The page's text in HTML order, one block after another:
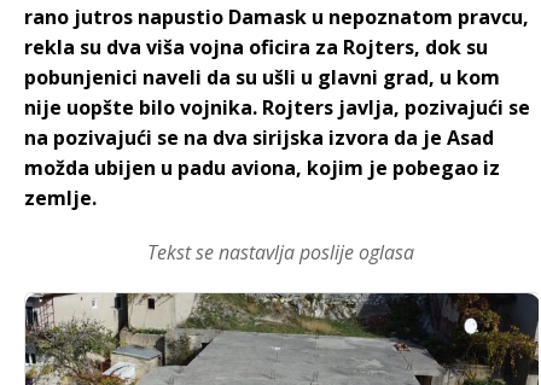
rano jutros napustio Damask u nepoznatom pravcu,
rekla su dva viša vojna oficira za Rojters, dok su
pobunjenici naveli da su ušli u glavni grad, u kom
nije uopšte bilo vojnika. Rojters javlja, pozivajući se
na pozivajući se na dva sirijska izvora da je Asad
možda ubijen u padu aviona, kojim je pobegao iz
zemlje.
Tekst se nastavlja poslije oglasa